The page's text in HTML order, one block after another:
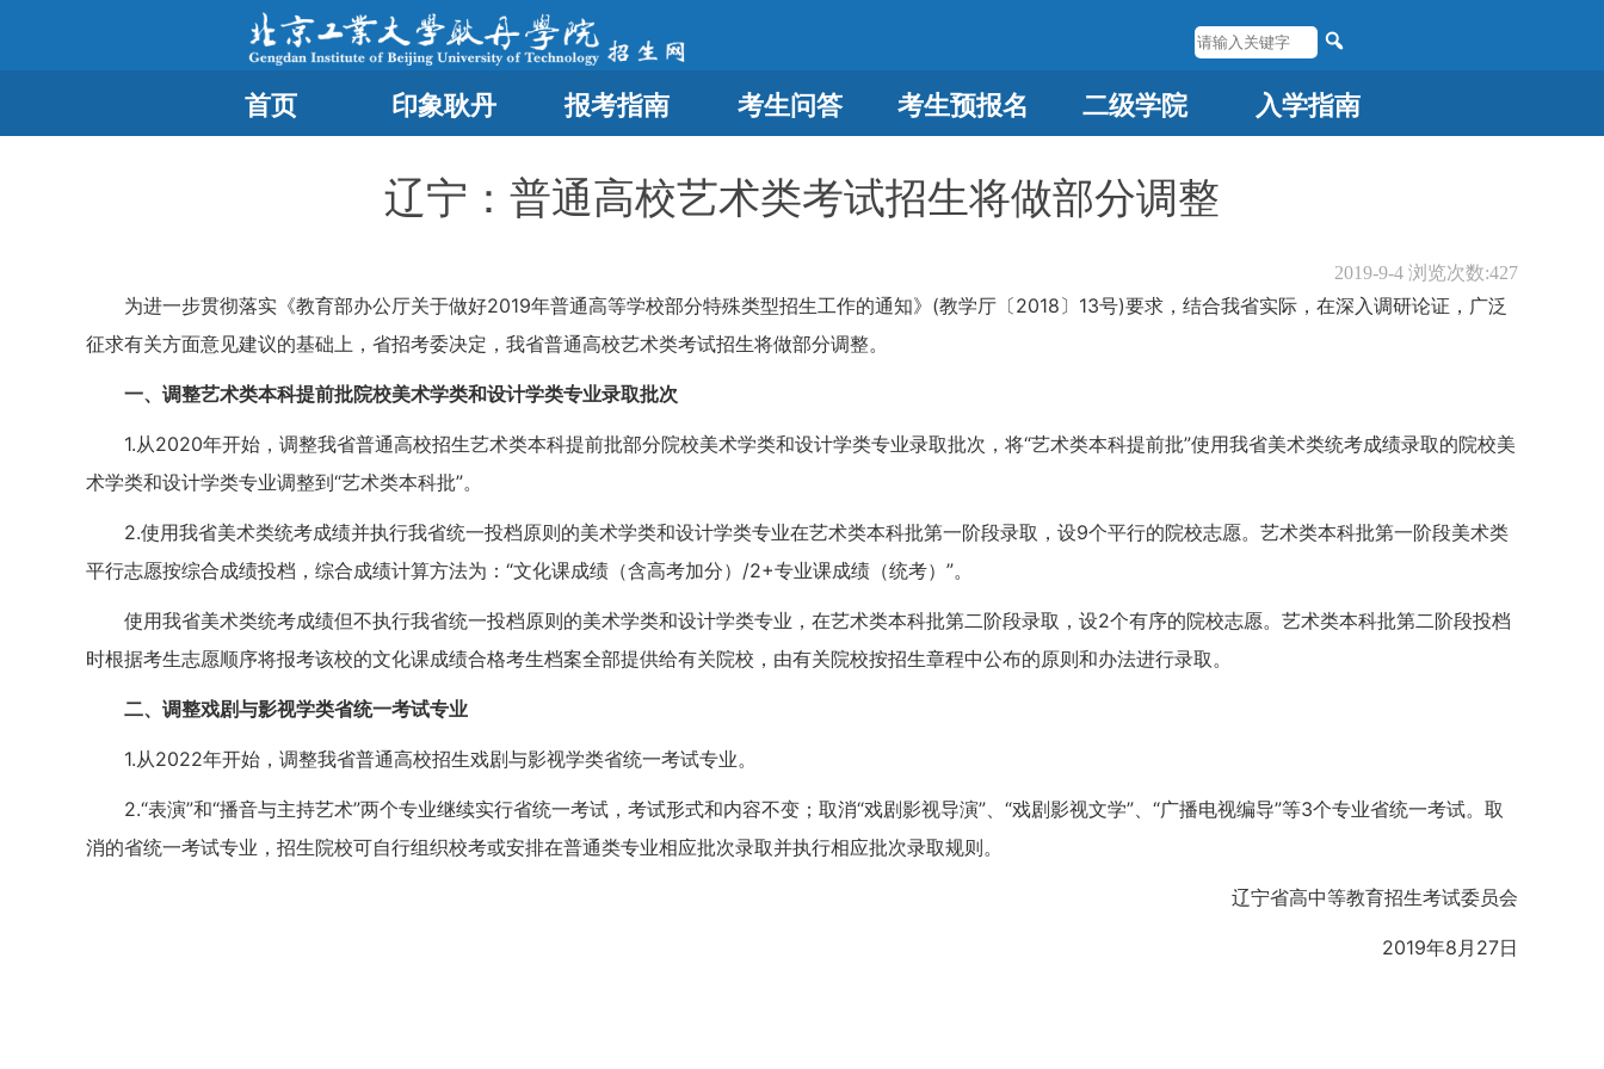
首页 印象耿丹 报考指南 考生问答 考生预报名 二级学院 入学指南
辽宁：普通高校艺术类考试招生将做部分调整
2019-9-4 浏览次数:427
为进一步贯彻落实《教育部办公厅关于做好2019年普通高等学校部分特殊类型招生工作的通知》(教学厅〔2018〕13号)要求，结合我省实际，在深入调研论证，广泛
征求有关方面意见建议的基础上，省招考委决定，我省普通高校艺术类考试招生将做部分调整。
一、调整艺术类本科提前批院校美术学类和设计学类专业录取批次
1.从2020年开始，调整我省普通高校招生艺术类本科提前批部分院校美术学类和设计学类专业录取批次，将“艺术类本科提前批”使用我省美术类统考成绩录取的院校美
术学类和设计学类专业调整到“艺术类本科批”。
2.使用我省美术类统考成绩并执行我省统一投档原则的美术学类和设计学类专业在艺术类本科批第一阶段录取，设9个平行的院校志愿。艺术类本科批第一阶段美术类
平行志愿按综合成绩投档，综合成绩计算方法为：“文化课成绩（含高考加分）/2+专业课成绩（统考）”。
使用我省美术类统考成绩但不执行我省统一投档原则的美术学类和设计学类专业，在艺术类本科批第二阶段录取，设2个有序的院校志愿。艺术类本科批第二阶段投档
时根据考生志愿顺序将报考该校的文化课成绩合格考生档案全部提供给有关院校，由有关院校按招生章程中公布的原则和办法进行录取。
二、调整戏剧与影视学类省统一考试专业
1.从2022年开始，调整我省普通高校招生戏剧与影视学类省统一考试专业。
2.“表演”和“播音与主持艺术”两个专业继续实行省统一考试，考试形式和内容不变；取消“戏剧影视导演”、“戏剧影视文学”、“广播电视编导”等3个专业省统一考试。取
消的省统一考试专业，招生院校可自行组织校考或安排在普通类专业相应批次录取并执行相应批次录取规则。
辽宁省高中等教育招生考试委员会
2019年8月27日